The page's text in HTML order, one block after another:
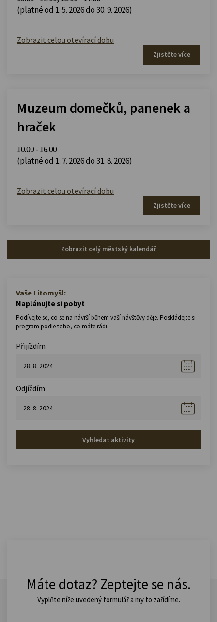
(platné od 1. 5. 2026 do 30. 9. 2026)
Zobrazit celou otevírací dobu
Zjistěte více
Muzeum domečků, panenek a
hraček
10.00 - 16.00
(platné od 1. 7. 2026 do 31. 8. 2026)
Zobrazit celou otevírací dobu
Zjistěte více
Zobrazit celý městský kalendář
Vaše Litomyšl:
Naplánujte si pobyt
Podívejte se, co se na návrší během vaší návštěvy děje. Poskládejte si
program podle toho, co máte rádi.
Přijíždím
Odjíždím
Vyhledat aktivity
Máte dotaz? Zeptejte se nás.
Vyplňte níže uvedený formulář a my to zařídíme.